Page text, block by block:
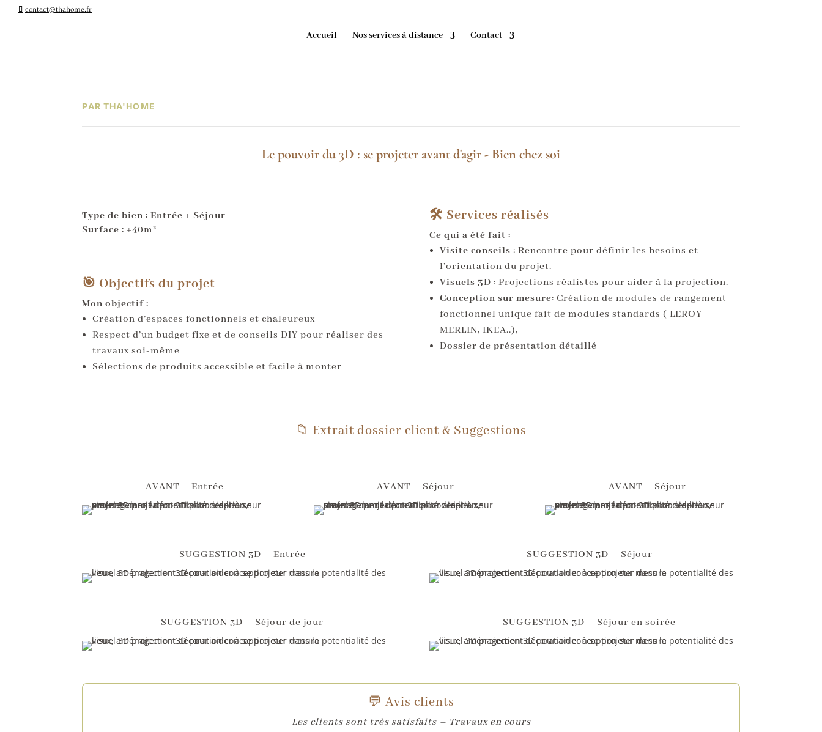
contact@thahome.fr
Accueil Nos services à distance Contact
PAR THA'HOME
Le pouvoir du 3D : se projeter avant d'agir - Bien chez soi
Type de bien : Entrée + Séjour
Surface : +40m²
🎯 Objectifs du projet
Mon objectif :
Création d’espaces fonctionnels et chaleureux
Respect d’un budget fixe et de conseils DIY pour réaliser des
travaux soi-même
Sélections de produits accessible et facile à monter
🛠️ Services réalisés
Ce qui a été fait :
Visite conseils : Rencontre pour définir les besoins et
l’orientation du projet.
Visuels 3D : Projections réalistes pour aider à la projection.
Conception sur mesure: Création de modules de rangement
fonctionnel unique fait de modules standards ( LEROY
MERLIN, IKEA..),
Dossier de présentation détaillé
📁 Extrait dossier client & Suggestions
– AVANT – Entrée – AVANT – Séjour – AVANT – Séjour
– SUGGESTION 3D – Entrée – SUGGESTION 3D – Séjour
– SUGGESTION 3D – Séjour de jour – SUGGESTION 3D – Séjour en soirée
💬 Avis clients
Les clients sont très satisfaits – Travaux en cours